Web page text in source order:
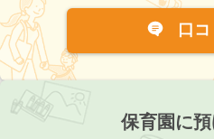
口
保育園に